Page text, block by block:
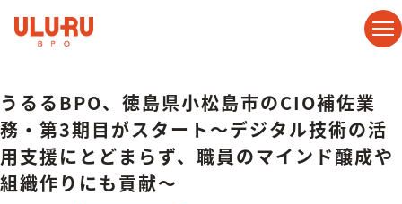
うるるBPO、徳島県小松島市のCIO補佐業
務・第3期目がスタート〜デジタル技術の活
用支援にとどまらず、職員のマインド醸成や
組織作りにも貢献〜